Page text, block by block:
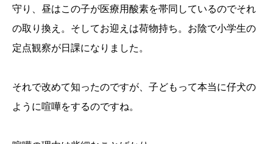
守り、昼はこの子が医療用酸素を帯同しているのでそれ
の取り換え。そしてお迎えは荷物持ち。お陰で小学生の
定点観察が日課になりました。
それで改めて知ったのですが、子どもって本当に仔犬の
ように喧嘩をするのですね。